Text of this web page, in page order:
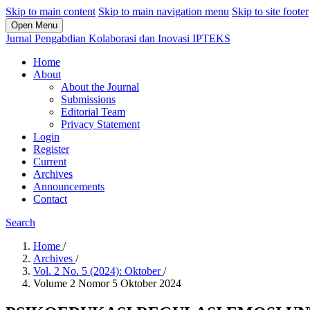
Skip to main content Skip to main navigation menu Skip to site footer
Open Menu
Jurnal Pengabdian Kolaborasi dan Inovasi IPTEKS
Home
About
About the Journal
Submissions
Editorial Team
Privacy Statement
Login
Register
Current
Archives
Announcements
Contact
Search
Home /
Archives /
Vol. 2 No. 5 (2024): Oktober/
Volume 2 Nomor 5 Oktober 2024